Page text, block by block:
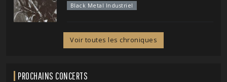
Black Metal Industriel
Voir toutes les chroniques
PROCHAINS CONCERTS